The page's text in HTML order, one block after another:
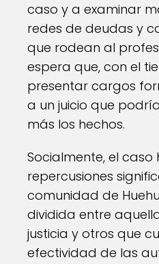
caso y a examinar
redes de deudas y
que rodean al
espera que, con el
presentar cargos
a un juicio que
más los hechos.
Socialmente, el caso
repercusiones
comunidad de
dividida entre
justicia y otros que
efectividad de las